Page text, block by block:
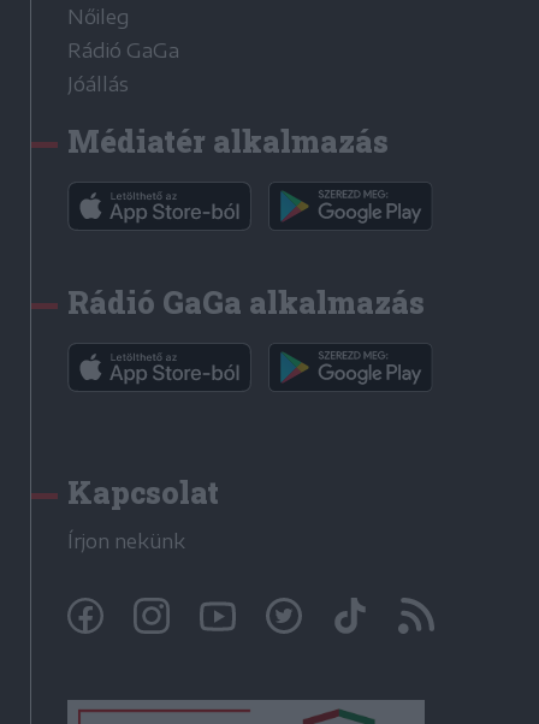
Nőileg
Rádió GaGa
Jóállás
Médiatér alkalmazás
Rádió GaGa alkalmazás
Kapcsolat
Írjon nekünk